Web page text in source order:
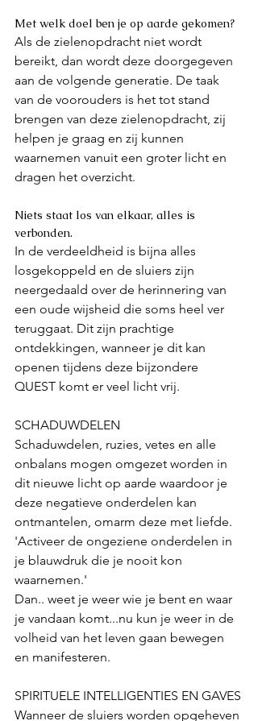
Met welk doel ben je op aarde gekomen?
Als de zielenopdracht niet wordt
bereikt, dan wordt deze doorgegeven
aan de volgende generatie. De taak
van de voorouders is het tot stand
brengen van deze zielenopdracht, zij
helpen je graag en zij kunnen
waarnemen vanuit een groter licht en
dragen het overzicht.
Niets staat los van elkaar, alles is
verbonden.
In de verdeeldheid is bijna alles
losgekoppeld en de sluiers zijn
neergedaald over de herinnering van
een oude wijsheid die soms heel ver
teruggaat. Dit zijn prachtige
ontdekkingen, wanneer je dit kan
openen tijdens deze bijzondere
QUEST komt er veel licht vrij.
SCHADUWDELEN
Schaduwdelen, ruzies, vetes en alle
onbalans mogen omgezet worden in
dit nieuwe licht op aarde waardoor je
deze negatieve onderdelen kan
ontmantelen, omarm deze met liefde.
'Activeer de ongeziene onderdelen in
je blauwdruk die je nooit kon
waarnemen.'
Dan.. weet je weer wie je bent en waar
je vandaan komt...nu kun je weer in de
volheid van het leven gaan bewegen
en manifesteren.
SPIRITUELE INTELLIGENTIES EN GAVES
Wanneer de sluiers worden opgeheven